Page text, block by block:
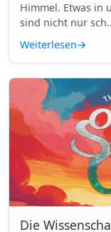
Himmel. Etwas in
sind nicht nur
Weiterlesen→
Die